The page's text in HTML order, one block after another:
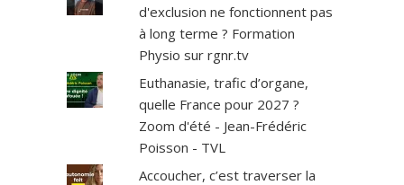
d'exclusion ne fonctionnent pas
à long terme ? Formation
Physio sur rgnr.tv
Euthanasie, trafic d’organe,
quelle France pour 2027 ?
Zoom d'été - Jean-Frédéric
Poisson - TVL
Accoucher, c’est traverser la